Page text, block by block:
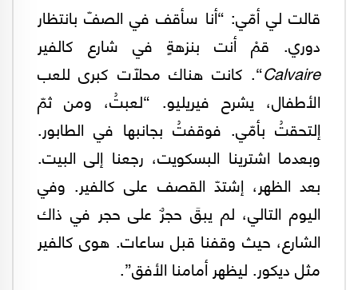
قالت لي أمّي: “أنا سأقف في الصفّ بانتظار
دوري. قمْ أنت بنزهةٍ في شارع كالفير
Calvaire“. كانت هناك محلاّت كبرى للعب
الأطفال، يشرح فيريليو. “لعبتُ، ومن ثمّ
إلتحقتُ بأمّي. فوقفتُ بجانبها في الطابور.
وبعدما اشترينا البسكويت، رجعنا إلى البيت.
بعد الظهر، إشتدّ القصف على كالفير. وفي
اليوم التالي، لم يبقَ حجرٌ على حجر في ذاك
الشارع، حيث وقفنا قبل ساعات. هوى كالفير
مثل ديكور. ليظهر أمامنا الأفق”.